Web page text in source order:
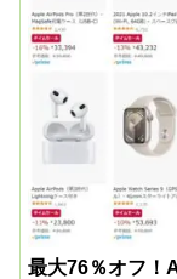
最大76％オフ！